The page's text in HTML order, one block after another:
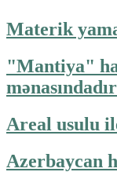
Materik
"Mantiya"
Areal usulu
Azerbaycan